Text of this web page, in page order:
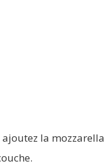
la mozzarella